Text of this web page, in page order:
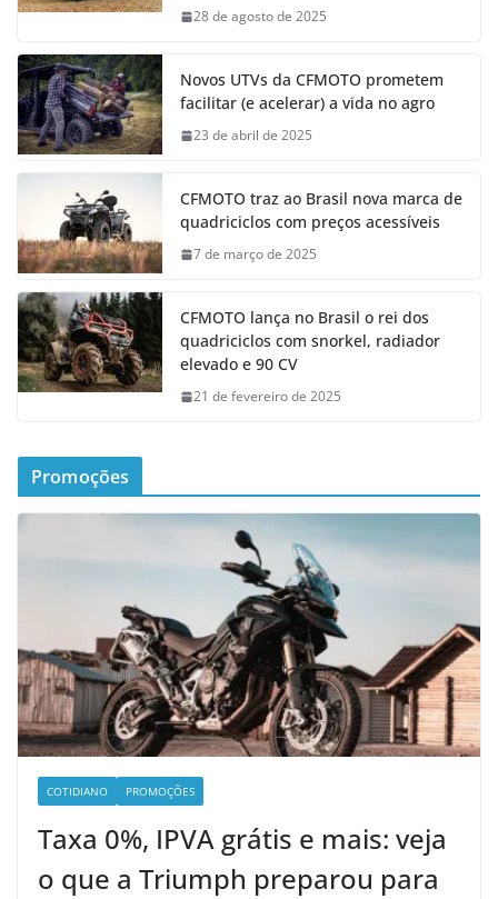
28 de agosto de 2025
Novos UTVs da CFMOTO prometem
facilitar (e acelerar) a vida no agro
23 de abril de 2025
CFMOTO traz ao Brasil nova marca de
quadriciclos com preços acessíveis
7 de março de 2025
CFMOTO lança no Brasil o rei dos
quadriciclos com snorkel, radiador
elevado e 90 CV
21 de fevereiro de 2025
Promoções
COTIDIANO PROMOÇÕES
Taxa 0%, IPVA grátis e mais: veja
o que a Triumph preparou para